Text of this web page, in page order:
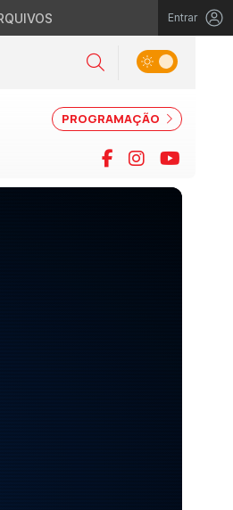
Entrar
Pesquisar
Alternar tema
PROGRAMAÇÃO
Facebook
Instagram